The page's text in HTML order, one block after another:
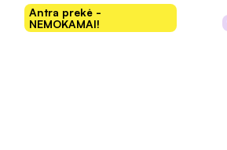
Antra prekė -
NEMOKAMAI!
Į krepšelį